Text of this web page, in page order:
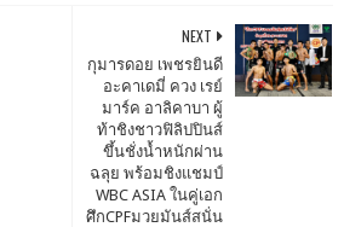
NEXT
กุมารดอย เพชรยินดี
อะคาเดมี่ ควง เรย์
มาร์ค อาลิคาบา ผู้
ท้าชิงชาวฟิลิปปินส์
ขึ้นชั่งน้ำหนักผ่าน
ฉลุย พร้อมชิงแชมป์
WBC ASIA ในคู่เอก
ศึกCPFมวยมันส์สนั่น